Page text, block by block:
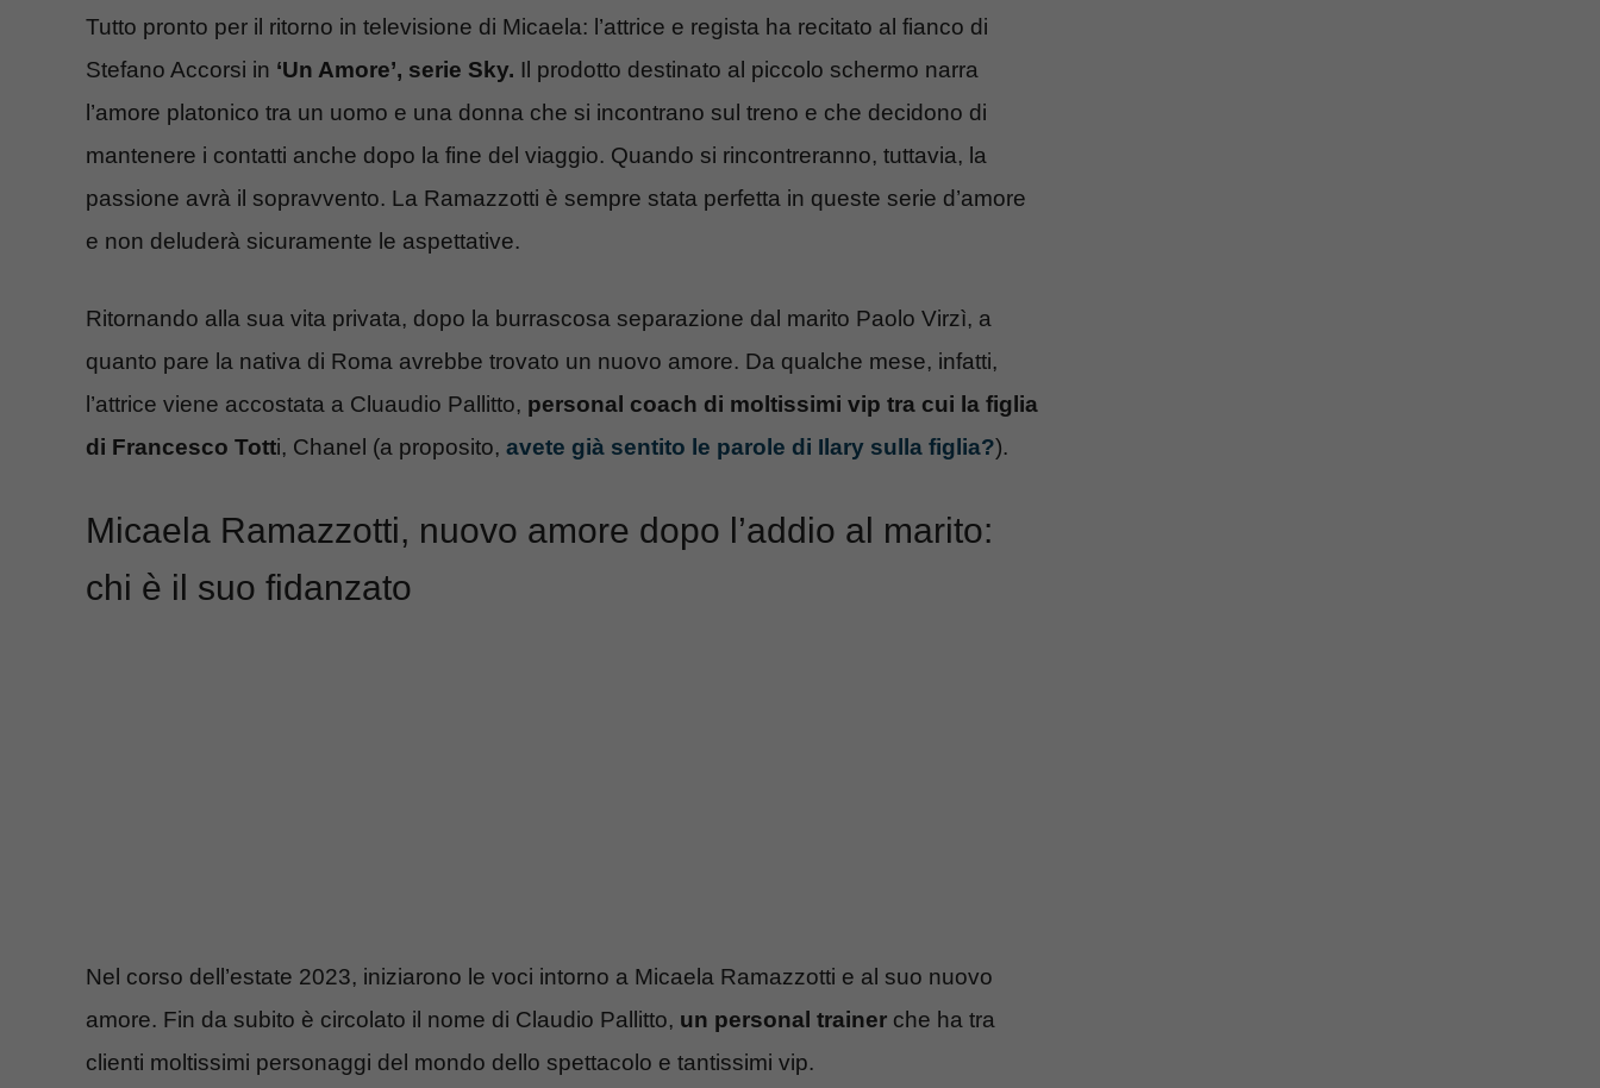
Tutto pronto per il ritorno in televisione di Micaela: l’attrice e regista ha recitato al fianco di
Stefano Accorsi in ‘Un Amore’, serie Sky. Il prodotto destinato al piccolo schermo narra
l’amore platonico tra un uomo e una donna che si incontrano sul treno e che decidono di
mantenere i contatti anche dopo la fine del viaggio. Quando si rincontreranno, tuttavia, la
passione avrà il sopravvento. La Ramazzotti è sempre stata perfetta in queste serie d’amore
e non deluderà sicuramente le aspettative.
Ritornando alla sua vita privata, dopo la burrascosa separazione dal marito Paolo Virzì, a
quanto pare la nativa di Roma avrebbe trovato un nuovo amore. Da qualche mese, infatti,
l’attrice viene accostata a Cluaudio Pallitto, personal coach di moltissimi vip tra cui la figlia
di Francesco Totti, Chanel (a proposito, avete già sentito le parole di Ilary sulla figlia?).
Micaela Ramazzotti, nuovo amore dopo l’addio al marito:
chi è il suo fidanzato
Nel corso dell’estate 2023, iniziarono le voci intorno a Micaela Ramazzotti e al suo nuovo
amore. Fin da subito è circolato il nome di Claudio Pallitto, un personal trainer che ha tra
clienti moltissimi personaggi del mondo dello spettacolo e tantissimi vip.